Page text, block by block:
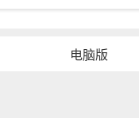
电脑版